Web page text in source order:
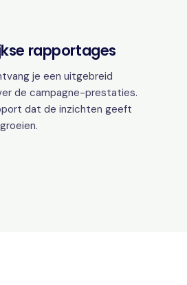
rapportages
je een uitgebreid
de campagne-prestaties.
dat de inzichten geeft